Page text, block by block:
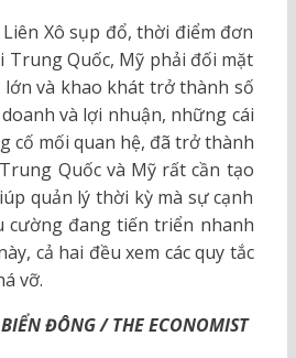
Xô sụp đổ, thời điểm đơn
Trung Quốc, Mỹ phải đối mặt
và khao khát trở thành số
và lợi nhuận, những cái
cố mối quan hệ, đã trở thành
Quốc và Mỹ rất cần tạo
quản lý thời kỳ mà sự cạnh
cường đang tiến triển nhanh
cả hai đều xem các quy tắc
vỡ.
ĐÔNG / THE ECONOMIST